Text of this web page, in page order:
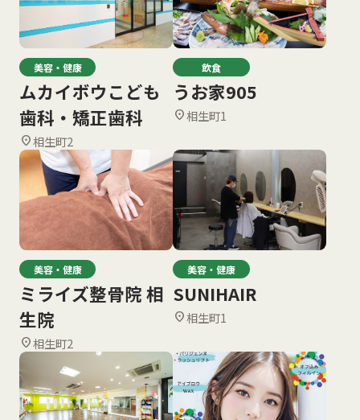
美容・健康
ムカイボウこども
歯科・矯正歯科
location_on相生町2
飲食
うお家905
location_on相生町1
美容・健康
ミライズ整骨院 相
生院
location_on相生町2
美容・健康
SUNIHAIR
location_on相生町1